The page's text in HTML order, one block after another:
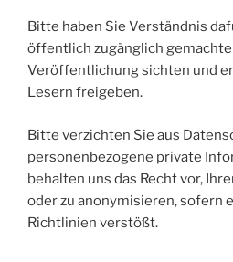
Bitte haben Sie Verständnis
öffentlich zugänglich
Veröffentlichung sichten und
Lesern freigeben.
Bitte verzichten Sie aus
personenbezogene private
behalten uns das Recht vor,
oder zu anonymisieren, sofern
Richtlinien verstößt.